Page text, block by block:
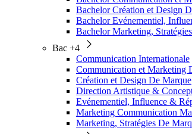
Bachelor Création et Design
Bachelor Evénementiel,
Bachelor Marketing,
Bac +4
Communication Internationale
Communication et Marketing
Création et Design De Marque
Direction Artistique &
Evénementiel, Influence &
Marketing Communication
Marketing, Stratégies De